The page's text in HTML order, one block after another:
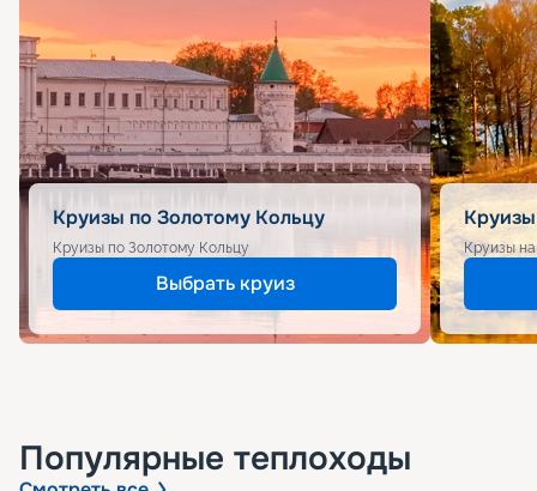
Круизы по Золотому Кольцу
Круизы по Золотому Кольцу
Выбрать круиз
Круизы
Популярные теплоходы